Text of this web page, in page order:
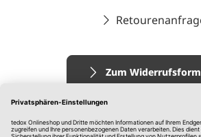
Zum
Impressum